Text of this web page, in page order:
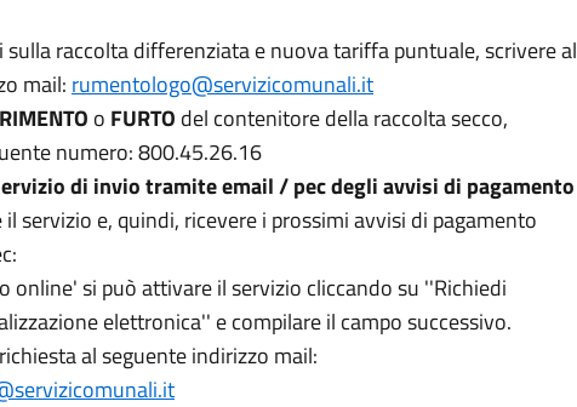
raccolta differenziata e nuova tariffa puntuale, scrivere al
mail: rumentologo@servizicomunali.it
o FURTO del contenitore della raccolta secco,
numero: 800.45.26.16
di invio tramite email / pec degli avvisi di pagamento
il servizio e, quindi, ricevere i prossimi avvisi di pagamento
online' si può attivare il servizio cliccando su ''Richiedi
elettronica'' e compilare il campo successivo.
al seguente indirizzo mail: